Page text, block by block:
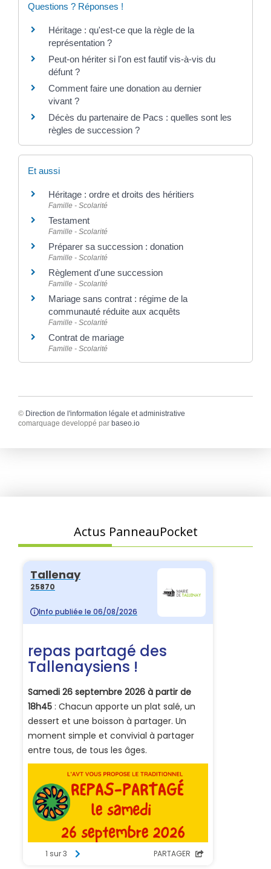
Questions ? Réponses !
Héritage : qu'est-ce que la règle de la
représentation ?
Peut-on hériter si l'on est fautif vis-à-vis du
défunt ?
Comment faire une donation au dernier
vivant ?
Décès du partenaire de Pacs : quelles sont les
règles de succession ?
Et aussi
Héritage : ordre et droits des héritiers
Famille - Scolarité
Testament
Famille - Scolarité
Préparer sa succession : donation
Famille - Scolarité
Règlement d'une succession
Famille - Scolarité
Mariage sans contrat : régime de la
communauté réduite aux acquêts
Famille - Scolarité
Contrat de mariage
Famille - Scolarité
© Direction de l'information légale et administrative
comarquage developpé par baseo.io
Actus PanneauPocket